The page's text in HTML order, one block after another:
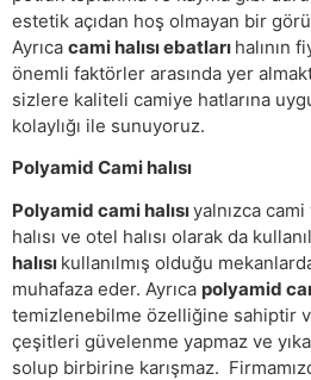
estetik açıdan hoş olmayan bir
Ayrıca cami halısı ebatları halının
önemli faktörler arasında yer
sizlere kaliteli camiye hatlarına
kolaylığı ile sunuyoruz.
Polyamid Cami halısı
Polyamid cami halısıyalnızca
halısı ve otel halısı olarak da
halısı kullanılmış olduğu mekanlarda
muhafaza eder. Ayrıca polyamid
temizlenebilme özelliğine sahiptir
çeşitleri güvelenme yapmaz ve
solup birbirine karışmaz.